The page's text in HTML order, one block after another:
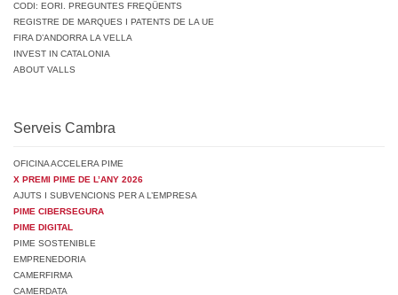
CODI: EORI. PREGUNTES FREQÜENTS
REGISTRE DE MARQUES I PATENTS DE LA UE
FIRA D’ANDORRA LA VELLA
INVEST IN CATALONIA
ABOUT VALLS
Serveis Cambra
OFICINA ACCELERA PIME
X PREMI PIME DE L’ANY 2026
AJUTS I SUBVENCIONS PER A L’EMPRESA
PIME CIBERSEGURA
PIME DIGITAL
PIME SOSTENIBLE
EMPRENEDORIA
CAMERFIRMA
CAMERDATA